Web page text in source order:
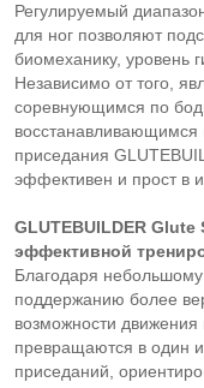
Регулируемый
для ног позволяют
биомеханику, уровень
Независимо от того,
соревнующимся по
приседания
эффективен и прост в
GLUTEBUILDER
эффективной
Благодаря
поддержанию более
возможности
превращаются в один
приседаний,